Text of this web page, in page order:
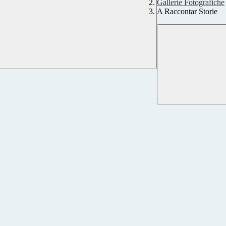
Gallerie Fotografiche
A Raccontar Storie